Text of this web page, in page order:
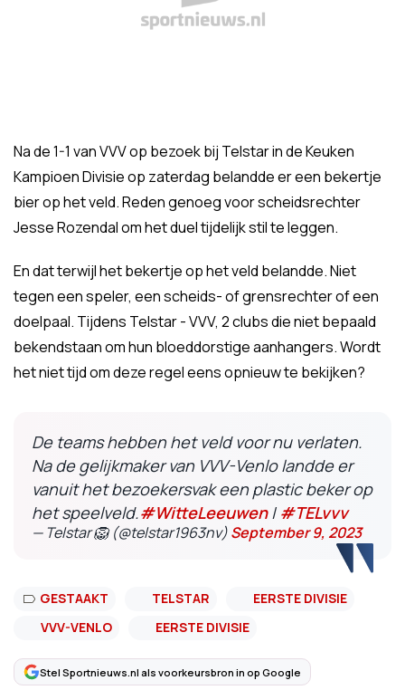
Na de 1-1 van VVV op bezoek bij Telstar in de Keuken
Kampioen Divisie op zaterdag belandde er een bekertje
bier op het veld. Reden genoeg voor scheidsrechter
Jesse Rozendal om het duel tijdelijk stil te leggen.
En dat terwijl het bekertje op het veld belandde. Niet
tegen een speler, een scheids- of grensrechter of een
doelpaal. Tijdens Telstar - VVV, 2 clubs die niet bepaald
bekendstaan om hun bloeddorstige aanhangers. Wordt
het niet tijd om deze regel eens opnieuw te bekijken?
De teams hebben het veld voor nu verlaten.
Na de gelijkmaker van VVV-Venlo landde er
vanuit het bezoekersvak een plastic beker op
het speelveld.#WitteLeeuwen| #TELvvv
— Telstar 🦁 (@telstar1963nv)September 9, 2023
GESTAAKT TELSTAR
EERSTE DIVISIE
VVV-VENLO
EERSTE DIVISIE
Stel Sportnieuws.nl als voorkeursbron in op Google